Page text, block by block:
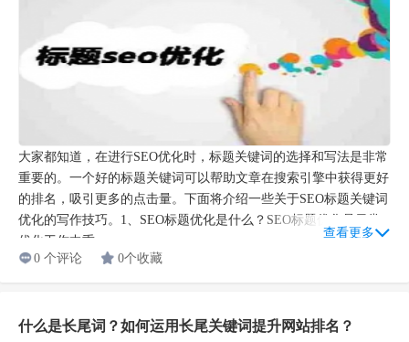
大家都知道，在进行SEO优化时，标题关键词的选择和写法是非常
重要的。一个好的标题关键词可以帮助文章在搜索引擎中获得更好
的排名，吸引更多的点击量。下面将介绍一些关于SEO标题关键词
优化的写作技巧。1、SEO标题优化是什么？SEO标题优化是日常
优化工作中重...
查看更多
0 个评论
0个收藏
什么是长尾词？如何运用长尾关键词提升网站排名？